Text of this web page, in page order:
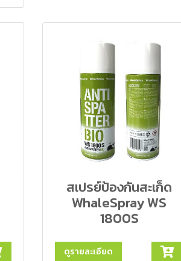
สเปรย์ป้องกันสะเก็ด
WhaleSpray WS
1800S
ดูรายละเอียด